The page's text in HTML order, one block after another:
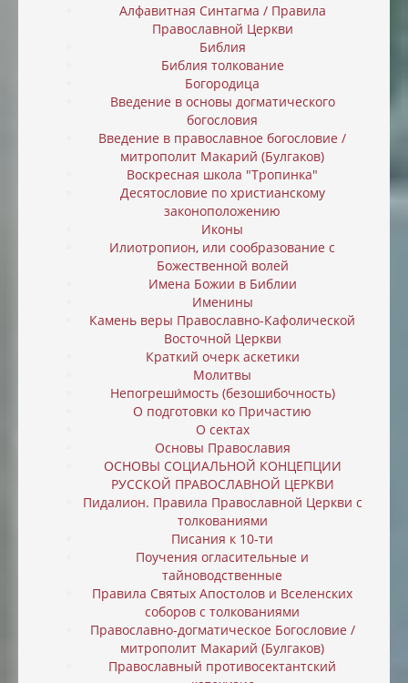
Алфавитная Синтагма / Правила
Православной Церкви
Библия
Библия толкование
Богородица
Введение в основы догматического
богословия
Введение в православное богословие /
митрополит Макарий (Булгаков)
Воскресная школа "Тропинка"
Десятословие по христианскому
законоположению
Иконы
Илиотропион, или cообразование с
Божественной волей
Имена Божии в Библии
Именины
Камень веры Православно-Кафолической
Восточной Церкви
Краткий очерк аскетики
Молитвы
Непогреши́мость (безошибочность)
О подготовки ко Причастию
О сектах
Основы Православия
ОСНОВЫ СОЦИАЛЬНОЙ КОНЦЕПЦИИ
РУССКОЙ ПРАВОСЛАВНОЙ ЦЕРКВИ
Пидалион. Правила Православной Церкви с
толкованиями
Писания к 10-ти
Поучения огласительные и
тайноводственные
Правила Святых Апостолов и Вселенских
соборов с толкованиями
Православно-догматическое Богословие /
митрополит Макарий (Булгаков)
Православный противосектантский